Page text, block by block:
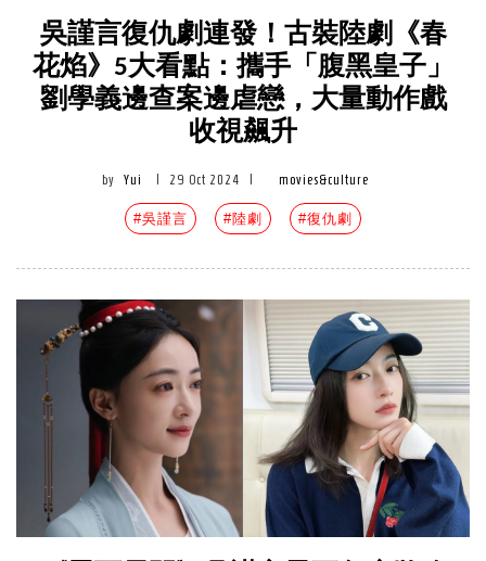
吳謹言復仇劇連發！古裝陸劇《春
花焰》5大看點：攜手「腹黑皇子」
劉學義邊查案邊虐戀，大量動作戲
收視飆升
by Yui 29 Oct 2024 movies&culture
#吳謹言 #陸劇 #復仇劇